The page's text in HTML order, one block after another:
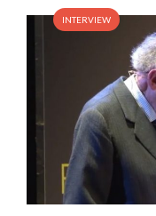
INTERVIEW